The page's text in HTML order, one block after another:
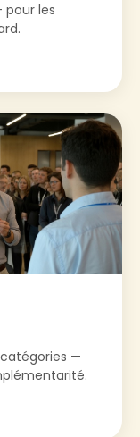
pour les
—